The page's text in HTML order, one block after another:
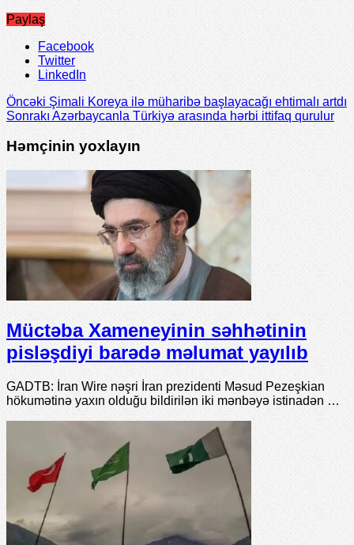
Paylaş
Facebook
Twitter
LinkedIn
ÖncəkiŞimali Koreya ilə müharibə başlayacağı ehtimalı artdı
SonrakıAzərbaycanla Türkiyə arasında hərbi ittifaq qurulur
Həmçinin yoxlayın
Müctəba Xameneyinin səhhətinin
pisləşdiyi barədə məlumat yayılıb
GADTB: İran Wire nəşri İran prezidenti Məsud Pezeşkian
hökumətinə yaxın olduğu bildirilən iki mənbəyə istinadən …